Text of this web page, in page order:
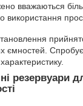
резервуари
ємностей.
вважаються
використання